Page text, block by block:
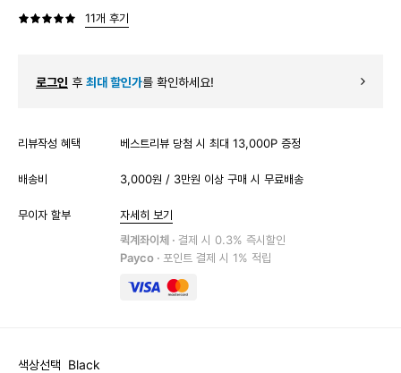
11개 후기
로그인 후 최대 할인가를 확인하세요!
리뷰작성 혜택 베스트리뷰 당첨 시 최대 13,000P 증정
배송비 3,000원 / 3만원 이상 구매 시 무료배송
무이자 할부
자세히 보기
퀵계좌이체 · 결제 시 0.3% 즉시할인
Payco · 포인트 결제 시 1% 적립
색상선택 Black